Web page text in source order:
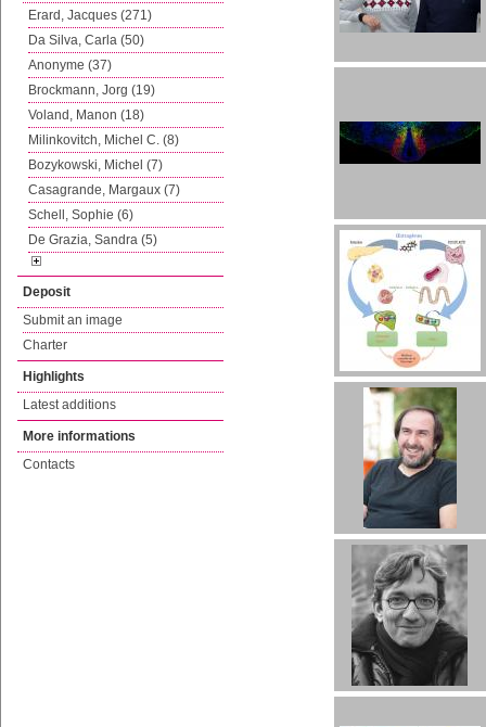
Erard, Jacques (271)
Da Silva, Carla (50)
Anonyme (37)
Brockmann, Jorg (19)
Voland, Manon (18)
Milinkovitch, Michel C. (8)
Bozykowski, Michel (7)
Casagrande, Margaux (7)
Schell, Sophie (6)
De Grazia, Sandra (5)
Deposit
Submit an image
Charter
Highlights
Latest additions
More informations
Contacts